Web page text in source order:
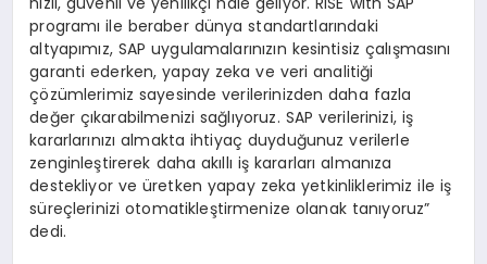
programı ile beraber dünya standartlarındaki
altyapımız, SAP uygulamalarınızın kesintisiz çalışmasını
garanti ederken, yapay zeka ve veri analitiği
çözümlerimiz sayesinde verilerinizden daha fazla
değer çıkarabilmenizi sağlıyoruz. SAP verilerinizi, iş
kararlarınızı almakta ihtiyaç duyduğunuz verilerle
zenginleştirerek daha akıllı iş kararları almanıza
destekliyor ve üretken yapay zeka yetkinliklerimiz ile iş
süreçlerinizi otomatikleştirmenize olanak tanıyoruz”
dedi.